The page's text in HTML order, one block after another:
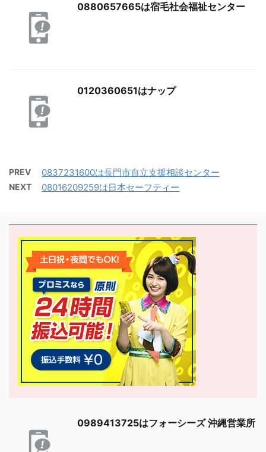
0880657665は宿毛社会福祉センター
0120360651はナップ
PREV 0837231600は長門市自立支援相談センター
NEXT 08016209259は日本セーフティー
0989413725はフォーシーズ 沖縄営業所